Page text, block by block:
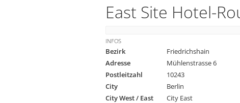
East Site Hotel-
INFOS
Bezirk
Friedrichshain
Adresse
Mühlenstrasse 6
Postleitzahl
10243
City
Berlin
City West / East
City East